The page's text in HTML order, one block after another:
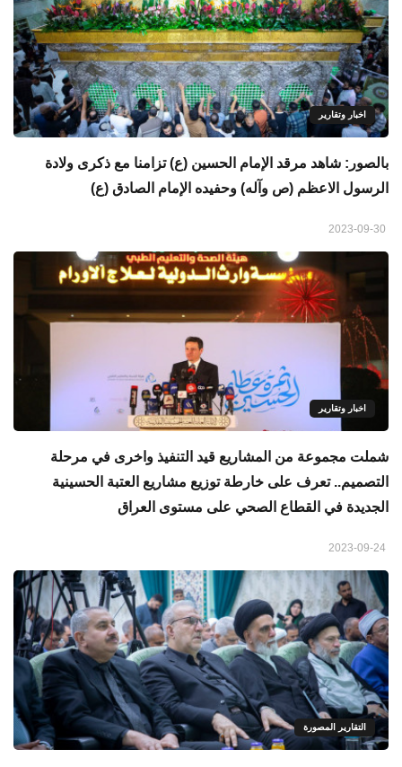
اخبار وتقارير
بالصور: شاهد مرقد الإمام الحسين (ع) تزامنا مع ذكرى ولادة
الرسول الاعظم (ص وآله) وحفيده الإمام الصادق (ع)
اخبار وتقارير
شملت مجموعة من المشاريع قيد التنفيذ واخرى في مرحلة
التصميم.. تعرف على خارطة توزيع مشاريع العتبة الحسينية
الجديدة في القطاع الصحي على مستوى العراق
التقارير المصورة